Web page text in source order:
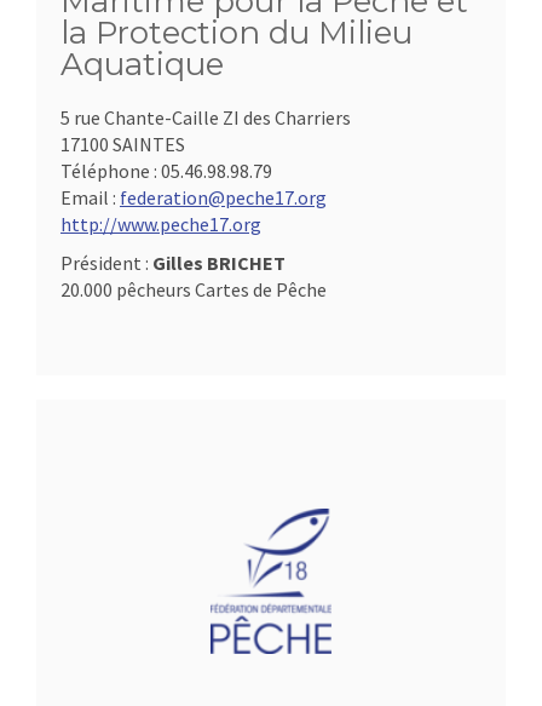
la Protection du Milieu
Aquatique
5 rue Chante-Caille ZI des Charriers
17100 SAINTES
Téléphone : 05.46.98.98.79
Email : federation@peche17.org
http://www.peche17.org
Président : Gilles BRICHET
20.000 pêcheurs Cartes de Pêche